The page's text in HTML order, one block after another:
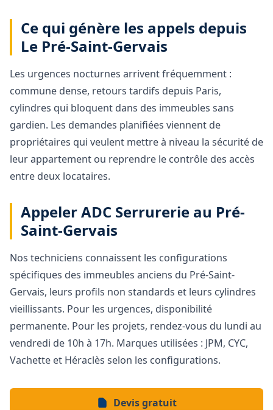
Ce qui génère les appels depuis
Le Pré-Saint-Gervais
Les urgences nocturnes arrivent fréquemment :
commune dense, retours tardifs depuis Paris,
cylindres qui bloquent dans des immeubles sans
gardien. Les demandes planifiées viennent de
propriétaires qui veulent mettre à niveau la sécurité de
leur appartement ou reprendre le contrôle des accès
entre deux locataires.
Appeler ADC Serrurerie au Pré-
Saint-Gervais
Nos techniciens connaissent les configurations
spécifiques des immeubles anciens du Pré-Saint-
Gervais, leurs profils non standards et leurs cylindres
vieillissants. Pour les urgences, disponibilité
permanente. Pour les projets, rendez-vous du lundi au
vendredi de 10h à 17h. Marques utilisées : JPM, CYC,
Vachette et Héraclès selon les configurations.
Devis gratuit